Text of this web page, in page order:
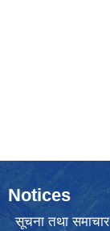
Notices
सूचना तथा समाचार